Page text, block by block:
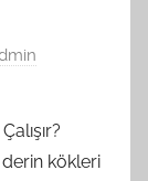
kökleri